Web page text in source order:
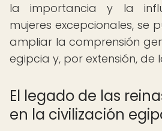
la importancia y la
mujeres excepcionales, se
ampliar la comprensión
egipcia y, por extensión, de
El legado de las
en la civilización